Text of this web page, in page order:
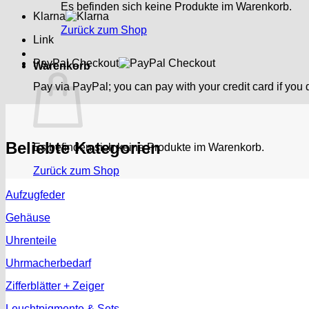
Es befinden sich keine Produkte im Warenkorb.
Zurück zum Shop
Warenkorb
Es befinden sich keine Produkte im Warenkorb.
Zurück zum Shop
Klarna
Link
PayPal Checkout
Pay via PayPal; you can pay with your credit card if you
Beliebte Kategorien
Aufzugfeder
Gehäuse
Uhrenteile
Uhrmacherbedarf
Zifferblätter + Zeiger